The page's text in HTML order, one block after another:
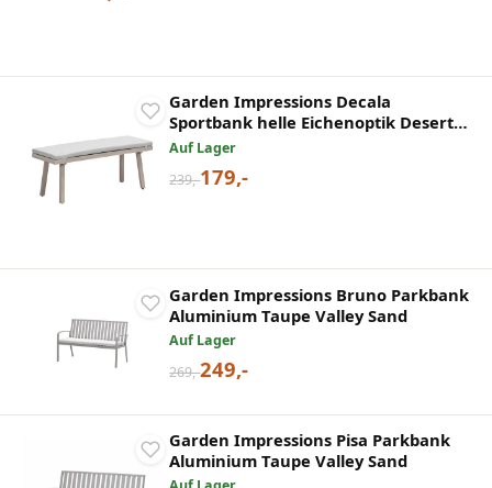
Garden Impressions Decala
Sportbank helle Eichenoptik Desert
Sand
Auf Lager
239,-179,-
Garden Impressions Bruno Parkbank
Aluminium Taupe Valley Sand
Auf Lager
269,-249,-
Garden Impressions Pisa Parkbank
Aluminium Taupe Valley Sand